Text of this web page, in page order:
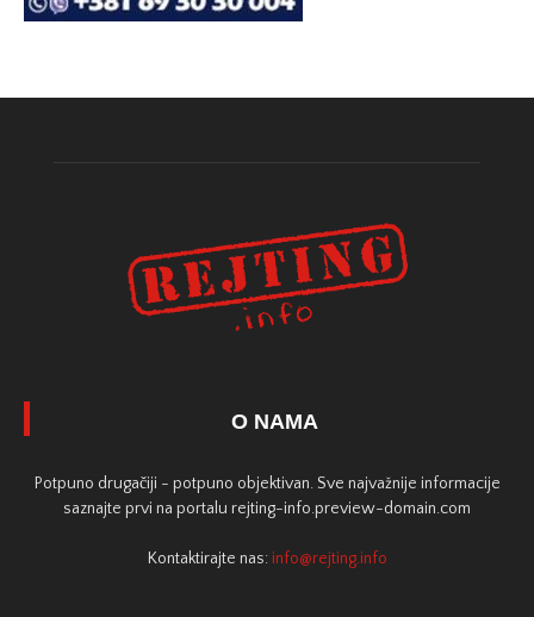
O NAMA
Potpuno drugačiji - potpuno objektivan. Sve najvažnije informacije
saznajte prvi na portalu rejting-info.preview-domain.com
Kontaktirajte nas: info@rejting.info